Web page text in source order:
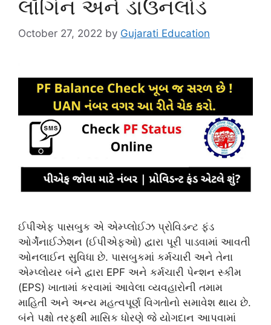
લૉગિન અને ડાઉનલોડ
October 27, 2022 by Gujarati Education
ઈપીએફ પાસબુક એ એમ્પ્લોઈઝ પ્રોવિડન્ટ ફંડ
ઓર્ગેનાઈઝેશન (ઈપીએફઓ) દ્વારા પૂરી પાડવામાં આવતી
ઓનલાઈન સુવિધા છે. પાસબુકમાં કર્મચારી અને તેના
એમ્પ્લોયર બંને દ્વારા EPF અને કર્મચારી પેન્શન સ્કીમ
(EPS) ખાતામાં કરવામાં આવેલા વ્યવહારોની તમામ
માહિતી અને અન્ય મહત્વપૂર્ણ વિગતોનો સમાવેશ થાય છે.
બંને પક્ષો તરફથી માસિક ધોરણે જે યોગદાન આપવામાં